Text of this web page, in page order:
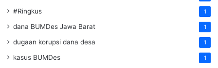
#Ringkus 1
dana BUMDes Jawa Barat 1
dugaan korupsi dana desa 1
kasus BUMDes 1